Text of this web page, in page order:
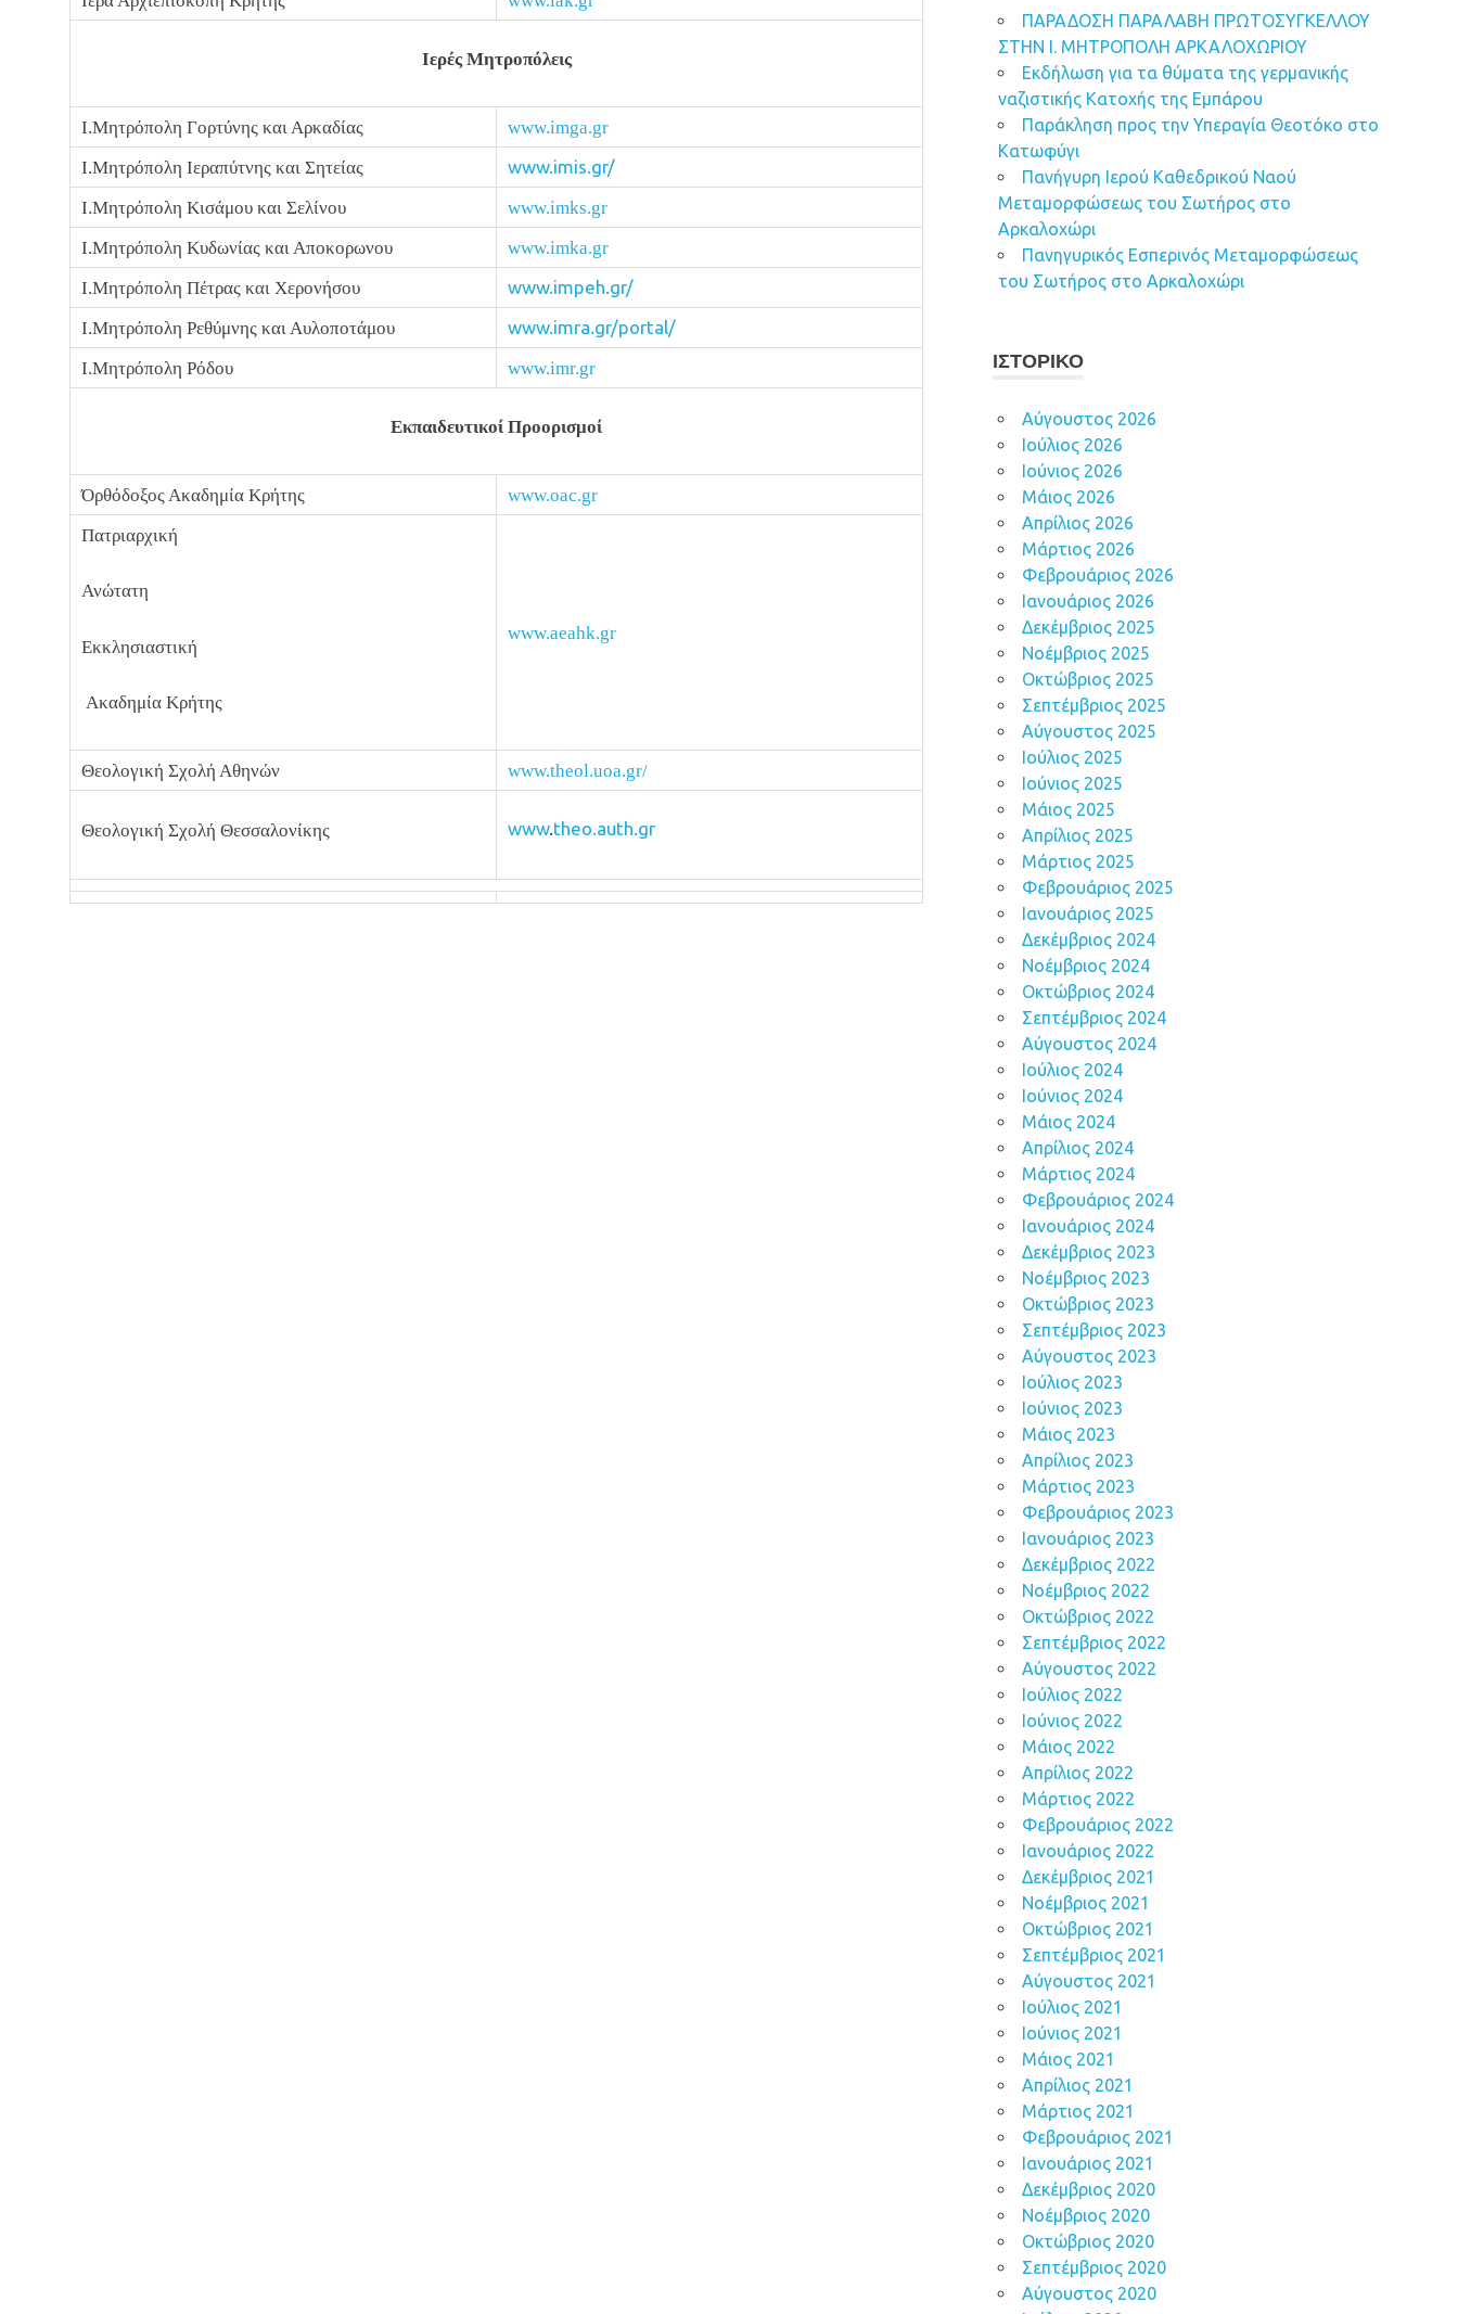
Ιερές Μητροπόλεις
Ι.Μητρόπολη Γορτύνης και Αρκαδίας
www.imga.gr
Ι.Μητρόπολη Ιεραπύτνης και Σητείας
www.imis.gr/
Ι.Μητρόπολη Κισάμου και Σελίνου
www.imks.gr
Ι.Μητρόπολη Κυδωνίας και Αποκορωνου
www.imka.gr
Ι.Μητρόπολη Πέτρας και Χερονήσου
www.impeh.gr/
Ι.Μητρόπολη Ρεθύμνης και Αυλοποτάμου
www.imra.gr/portal/
Ι.Μητρόπολη Ρόδου
www.imr.gr
Εκπαιδευτικοί Προορισμοί
Όρθόδοξος Ακαδημία Κρήτης
www.oac.gr
Πατριαρχική
Ανώτατη
Εκκλησιαστική
Ακαδημία Κρήτης
www.aeahk.gr
Θεολογική Σχολή Αθηνών www.theol.uoa.gr/
Θεολογική Σχολή Θεσσαλονίκης www.theo.auth.gr
ΠΑΡΑΔΟΣΗ ΠΑΡΑΛΑΒΗ ΠΡΩΤΟΣΥΓΚΕΛΛΟΥ
ΣΤΗΝ Ι. ΜΗΤΡΟΠΟΛΗ ΑΡΚΑΛΟΧΩΡΙΟΥ
Εκδήλωση για τα θύματα της γερμανικής
ναζιστικής Κατοχής της Εμπάρου
Παράκληση προς την Υπεραγία Θεοτόκο στο
Κατωφύγι
Πανήγυρη Ιερού Καθεδρικού Ναού
Μεταμορφώσεως του Σωτήρος στο
Αρκαλοχώρι
Πανηγυρικός Εσπερινός Μεταμορφώσεως
του Σωτήρος στο Αρκαλοχώρι
ΙΣΤΟΡΙΚΌ
Αύγουστος 2026
Ιούλιος 2026
Ιούνιος 2026
Μάιος 2026
Απρίλιος 2026
Μάρτιος 2026
Φεβρουάριος 2026
Ιανουάριος 2026
Δεκέμβριος 2025
Νοέμβριος 2025
Οκτώβριος 2025
Σεπτέμβριος 2025
Αύγουστος 2025
Ιούλιος 2025
Ιούνιος 2025
Μάιος 2025
Απρίλιος 2025
Μάρτιος 2025
Φεβρουάριος 2025
Ιανουάριος 2025
Δεκέμβριος 2024
Νοέμβριος 2024
Οκτώβριος 2024
Σεπτέμβριος 2024
Αύγουστος 2024
Ιούλιος 2024
Ιούνιος 2024
Μάιος 2024
Απρίλιος 2024
Μάρτιος 2024
Φεβρουάριος 2024
Ιανουάριος 2024
Δεκέμβριος 2023
Νοέμβριος 2023
Οκτώβριος 2023
Σεπτέμβριος 2023
Αύγουστος 2023
Ιούλιος 2023
Ιούνιος 2023
Μάιος 2023
Απρίλιος 2023
Μάρτιος 2023
Φεβρουάριος 2023
Ιανουάριος 2023
Δεκέμβριος 2022
Νοέμβριος 2022
Οκτώβριος 2022
Σεπτέμβριος 2022
Αύγουστος 2022
Ιούλιος 2022
Ιούνιος 2022
Μάιος 2022
Απρίλιος 2022
Μάρτιος 2022
Φεβρουάριος 2022
Ιανουάριος 2022
Δεκέμβριος 2021
Νοέμβριος 2021
Οκτώβριος 2021
Σεπτέμβριος 2021
Αύγουστος 2021
Ιούλιος 2021
Ιούνιος 2021
Μάιος 2021
Απρίλιος 2021
Μάρτιος 2021
Φεβρουάριος 2021
Ιανουάριος 2021
Δεκέμβριος 2020
Νοέμβριος 2020
Οκτώβριος 2020
Σεπτέμβριος 2020
Αύγουστος 2020